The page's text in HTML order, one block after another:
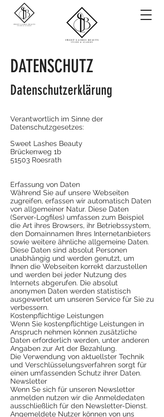
DATENSCHUTZ
Datenschutzerklärung
Verantwortlich im Sinne der
Datenschutzgesetzes:
Sweet Lashes Beauty
Brückenweg 1b
51503 Roesrath
Erfassung von Daten
Während Sie auf unsere Webseiten
zugreifen, erfassen wir automatisch Daten
von allgemeiner Natur. Diese Daten
(Server-Logfiles) umfassen zum Beispiel
die Art ihres Browsers, ihr Betriebssystem,
den Domainnamen Ihres Internetanbieters
sowie weitere ähnliche allgemeine Daten.
Diese Daten sind absolut Personen
unabhängig und werden genutzt, um
Ihnen die Webseiten korrekt darzustellen
und werden bei jeder Nutzung des
Internets abgerufen. Die absolut
anonymen Daten werden statistisch
ausgewertet um unseren Service für Sie zu
verbessern.
Kostenpflichtige Leistungen
Wenn Sie kostenpflichtige Leistungen in
Anspruch nehmen können zusätzliche
Daten erforderlich werden, unter anderen
Angaben zur Art der Bezahlung.
Die Verwendung von aktuellster Technik
und Verschlüsselungsverfahren sorgt für
einen umfassenden Schutz ihrer Daten.
Newsletter
Wenn Se sich für unseren Newsletter
anmelden nutzen wir die Anmeldedaten
ausschließlich für den Newsletter-Dienst.
Angemeldete Nutzer können von uns